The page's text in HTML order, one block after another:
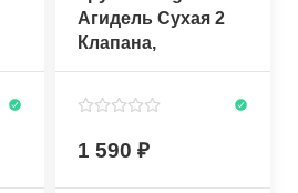
Агидель Сухая 2
Клапана,
прозрачный/
1 590